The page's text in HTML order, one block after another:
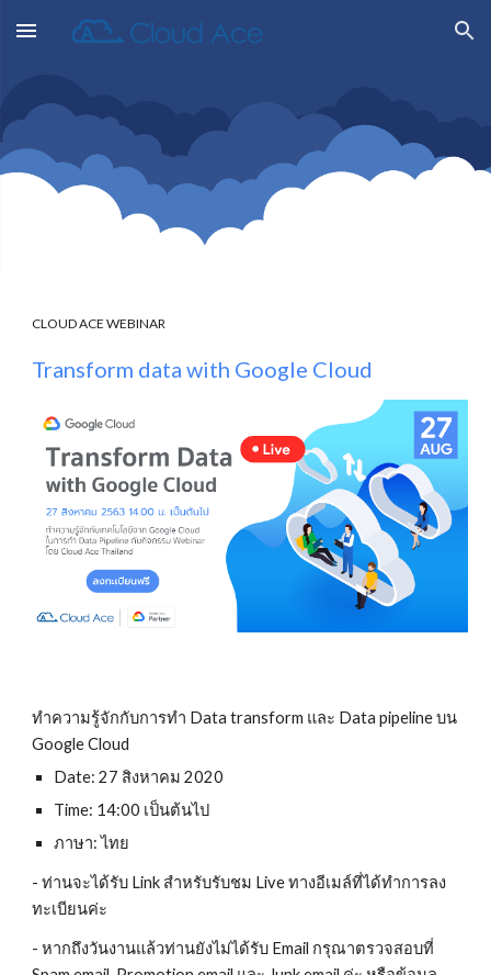
Skip to main content Skip to navigation
CLOUD ACE WEBINAR
Transform data with Google Cloud
ทำความรู้จักกับการทำ Data transform และ Data pipeline บน
Google Cloud
Date: 27 สิงหาคม 2020
Time: 14:00 เป็นต้นไป
ภาษา: ไทย
- ท่านจะได้รับ Link สำหรับรับชม Live ทางอีเมล์ที่ได้ทำการลง
ทะเบียนค่ะ
- หากถึงวันงานแล้วท่านยังไม่ได้รับ Email กรุณาตรวจสอบที่